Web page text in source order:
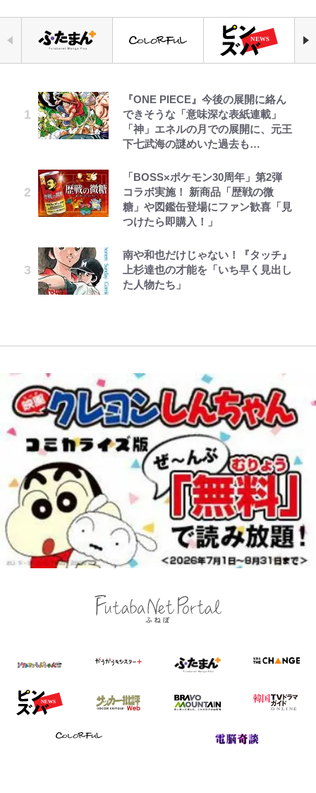
『ONE PIECE』今後の展開に絡ん
できそうな「意味深な表紙連載」
「神」エネルの月での展開に、元王
下七武海の謎めいた過去も…
「BOSS×ポケモン30周年」第2弾
コラボ実施！ 新商品「歴戦の微
糖」や図鑑缶登場にファン歓喜「見
つけたら即購入！」
南や和也だけじゃない！『タッチ』
上杉達也の才能を「いち早く見出し
た人物たち」
空の轍と大地の雲と 第1回
レビュー『仮面家族』悠木シュン・
「危ない」「やめて」第1子妊娠中
の田中みな実、ゴリゴリヒール着用
に心配の声…ザックリ衣装にも意見
続々
趣里「ショック」初めて語った“重
い意味” 三山凌輝「無反省メー
ル」文春第2弾で“一家の限界”報道
も
【川口春奈と結婚】板倉滉は「めっ
ちゃモテる」 年収7億円・お洒落・
包容力…超愛される日本代表
公式-ヒロインが来る前に妊娠しま
した~詰んだはずの悪役令嬢です
が、どうやら違うようです~ 第1話
気付くまで 第56話(1)
公式-転生したら平民でした。~生活
します~ 第37話(2)
元衆院議員・山尾志桜里が語る誹謗
中傷動画…「計り知れない」切り抜
き落選運動の影響と今語る「保育園
落ちた日本死ね」
FRUITS ZIPPER鎮西寿々歌が語る
『天才てれびくん』時代の学びと
22歳でアイドルの道を切り拓いた
「人生最大の決断」
誹謗中傷も「『そうせざるを得ない
事情』がある」…山尾志桜里が
SNSのバッシングにも向き合う理
｢お土産最高すぎ笑｣｢どうやって入
手？｣ブライトン帰還の三笘薫、同
僚に“ポケカ”をプレゼント！｢薫の
笑顔見れてよかった｣｢大喜びのリ
｢モデルやってる｣｢かっけぇ｣三笘
薫がブライトン新ユニのモデルで完
全復活！“King”の帰還に｢チームか
て…｣
W杯クオーター制への大反発か、
3月の会長選】(3)
やってはいけない！「キャンプツー
リング」での「NGパッキング」7
選！ 安全＆快適につながる「荷物
の順序や位置」積載のコツとは？
アユは「怒らせて掛ける」魚だっ
た！ ルアーを追わせて釣りあげる
「アユイング」のオリジナリティ＆
【自転車】「若いときは登れたんだ
けど……」 グラベルバイクで暑さ
浅草は日本の心だゾ
とうちゃんが出世するゾ